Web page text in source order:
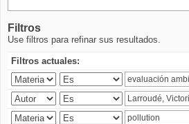
Filtros
Use filtros para refinar sus resultados.
Filtros actuales: